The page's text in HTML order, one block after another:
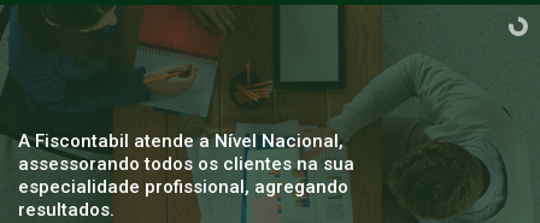
A Fiscontabil atende a Nível Nacional,
assessorando todos os clientes na sua
especialidade profissional, agregando
resultados.